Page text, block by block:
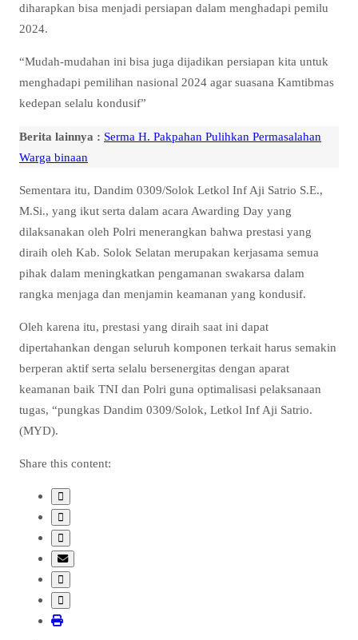
diharapkan bisa menjadi persiapan dalam menghadapi pemilu
2024.
“Mudah-mudahan ini bisa juga dijadikan persiapan kita untuk
menghadapi pemilihan nasional 2024 agar suasana Kamtibmas
kedepan selalu kondusif”
Berita lainnya : Serma H. Pakpahan Pulihkan Permasalahan
Warga binaan
Sementara itu, Dandim 0309/Solok Letkol Inf Aji Satrio S.E.,
M.Si., yang ikut serta dalam acara Awarding Day yang
dilaksanakan oleh Polri menerangkan bahwa prestasi yang
diraih oleh Kab. Solok Selatan merupakan kerjasama semua
pihak dalam meningkatkan pengamanan swakarsa dalam
rangka menjaga dan menjamin keamanan yang kondusif.
Oleh karena itu, prestasi yang diraih saat ini dapat
dipertahankan dengan seluruh komponen terkait harus semakin
berperan aktif serta selalu bersenergitas dengan aparat
keamanan baik TNI dan Polri guna optimalisasi pelaksanaan
tugas, “pungkas Dandim 0309/Solok, Letkol Inf Aji Satrio.
(MYD).
Share this content: